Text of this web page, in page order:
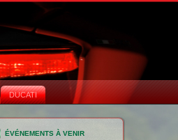
DUCATI
ÉVÉNEMENTS À VENIR